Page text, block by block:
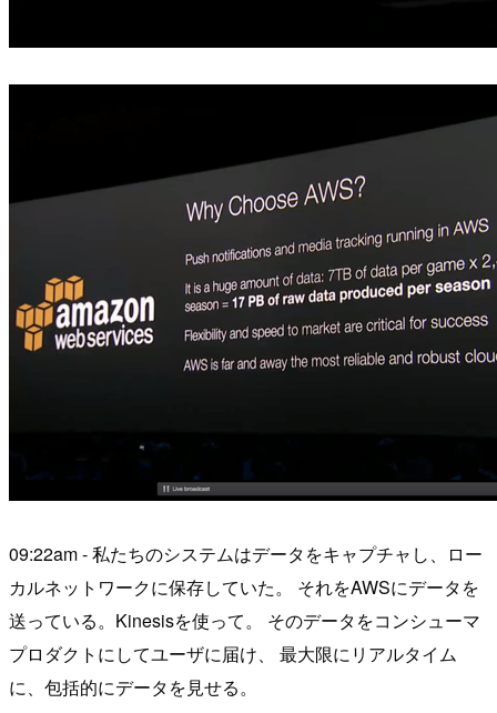
09:22am - 私たちのシステムはデータをキャプチャし、ロー
カルネットワークに保存していた。 それをAWSにデータを
送っている。Kinesisを使って。 そのデータをコンシューマ
プロダクトにしてユーザに届け、 最大限にリアルタイム
に、包括的にデータを見せる。